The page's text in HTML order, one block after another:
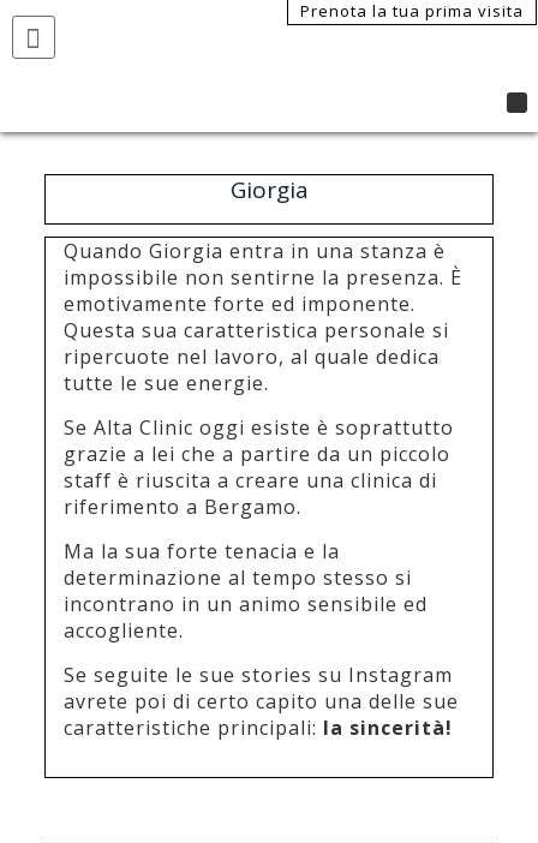
Prenota la tua prima visita
Giorgia
Quando Giorgia entra in una stanza è
impossibile non sentirne la presenza. È
emotivamente forte ed imponente.
Questa sua caratteristica personale si
ripercuote nel lavoro, al quale dedica
tutte le sue energie.
Se Alta Clinic oggi esiste è soprattutto
grazie a lei che a partire da un piccolo
staff è riuscita a creare una clinica di
riferimento a Bergamo.
Ma la sua forte tenacia e la
determinazione al tempo stesso si
incontrano in un animo sensibile ed
accogliente.
Se seguite le sue stories su Instagram
avrete poi di certo capito una delle sue
caratteristiche principali: la sincerità!